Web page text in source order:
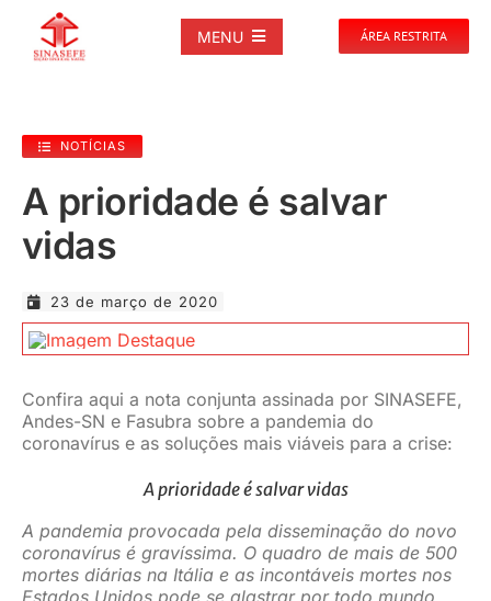
MENU
NOTÍCIAS
PUBLICAÇÕES
DOCUMENTOS
EVENTOS
JURÍDICO
ÁREA RESTRITA
NOTÍCIAS
A prioridade é salvar
vidas
23 de março de 2020
Confira aqui a nota conjunta assinada por SINASEFE,
Andes-SN e Fasubra sobre a pandemia do
coronavírus e as soluções mais viáveis para a crise:
A prioridade é salvar vidas
A pandemia provocada pela disseminação do novo
coronavírus é gravíssima. O quadro de mais de 500
mortes diárias na Itália e as incontáveis mortes nos
Estados Unidos pode se alastrar por todo mundo